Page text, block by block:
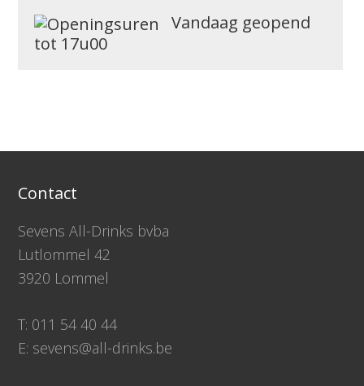
Vandaag geopend
tot 17u00
Contact
Sevens All-Drinks bvba
Lutlommel 42
3920 Lommel
T: 011 54 40 44
E: sevens@all-drinks.be